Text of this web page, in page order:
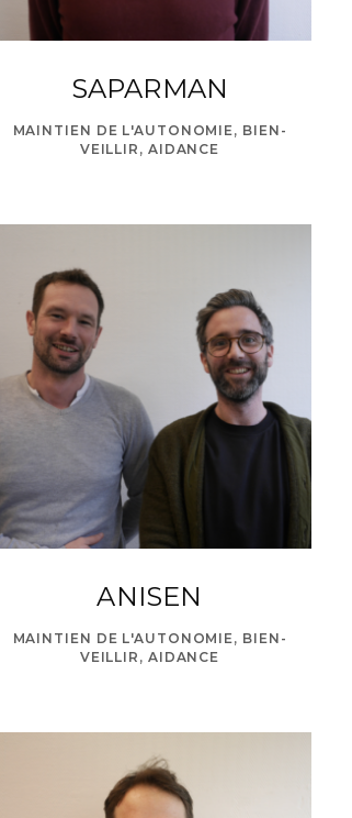
SAPARMAN
MAINTIEN DE L'AUTONOMIE, BIEN-
VEILLIR, AIDANCE
ANISEN
MAINTIEN DE L'AUTONOMIE, BIEN-
VEILLIR, AIDANCE